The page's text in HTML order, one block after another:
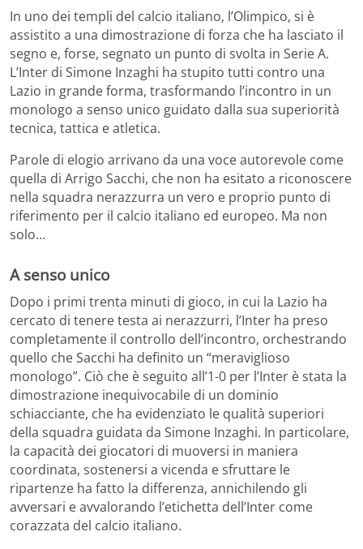
In uno dei templi del calcio italiano, l’Olimpico, si è
assistito a una dimostrazione di forza che ha lasciato il
segno e, forse, segnato un punto di svolta in Serie A.
L’Inter di Simone Inzaghi ha stupito tutti contro una
Lazio in grande forma, trasformando l’incontro in un
monologo a senso unico guidato dalla sua superiorità
tecnica, tattica e atletica.
Parole di elogio arrivano da una voce autorevole come
quella di Arrigo Sacchi, che non ha esitato a riconoscere
nella squadra nerazzurra un vero e proprio punto di
riferimento per il calcio italiano ed europeo. Ma non
solo…
A senso unico
Dopo i primi trenta minuti di gioco, in cui la Lazio ha
cercato di tenere testa ai nerazzurri, l’Inter ha preso
completamente il controllo dell’incontro, orchestrando
quello che Sacchi ha definito un “meraviglioso
monologo”. Ciò che è seguito all’1-0 per l’Inter è stata la
dimostrazione inequivocabile di un dominio
schiacciante, che ha evidenziato le qualità superiori
della squadra guidata da Simone Inzaghi. In particolare,
la capacità dei giocatori di muoversi in maniera
coordinata, sostenersi a vicenda e sfruttare le
ripartenze ha fatto la differenza, annichilendo gli
avversari e avvalorando l’etichetta dell’Inter come
corazzata del calcio italiano.